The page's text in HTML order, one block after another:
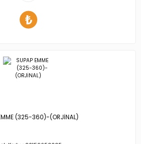
(325-360)-(ORJİNAL)